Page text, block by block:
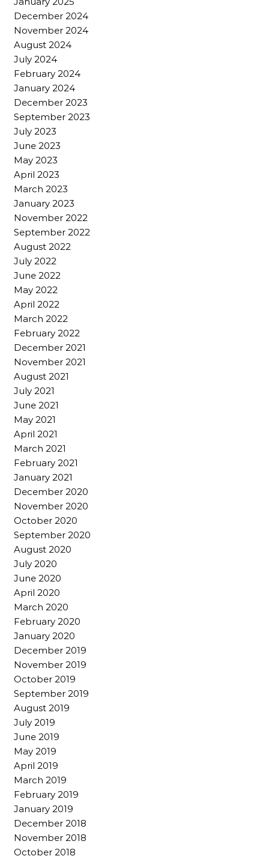
December 2024
November 2024
August 2024
July 2024
February 2024
January 2024
December 2023
September 2023
July 2023
June 2023
May 2023
April 2023
March 2023
January 2023
November 2022
September 2022
August 2022
July 2022
June 2022
May 2022
April 2022
March 2022
February 2022
December 2021
November 2021
August 2021
July 2021
June 2021
May 2021
April 2021
March 2021
February 2021
January 2021
December 2020
November 2020
October 2020
September 2020
August 2020
July 2020
June 2020
April 2020
March 2020
February 2020
January 2020
December 2019
November 2019
October 2019
September 2019
August 2019
July 2019
June 2019
May 2019
April 2019
March 2019
February 2019
January 2019
December 2018
November 2018
October 2018